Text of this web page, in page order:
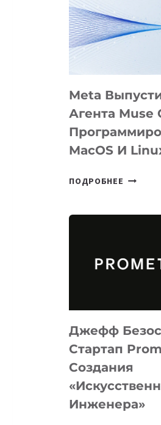
BÖRÜ
НА
Meta
Агента Muse
MacOS И
ПОДРОБНЕЕ META
ДЛЯ
И
LINUX
Джефф Безос
Стартап
Создания
Инженера»